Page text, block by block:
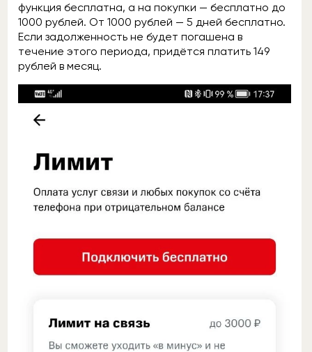
функция бесплатна, а на покупки — бесплатно до
1000 рублей. От 1000 рублей — 5 дней бесплатно.
Если задолженность не будет погашена в
течение этого периода, придётся платить 149
рублей в месяц.